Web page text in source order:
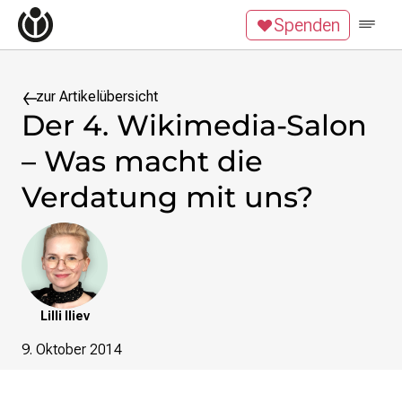
Zum Inhalt überspringen
Wikipedia unterstützen
Spenden
Mitmachen
News
Blog
Veranstaltungen
Publikationen
Tech News
Podcast
Themen
Digitales Ehrenamt
Freie Inhalte
Spenden
zur Artikelübersicht
Der 4. Wikimedia-Salon
– Was macht die
Verdatung mit uns?
Lilli Iliev
9. Oktober 2014